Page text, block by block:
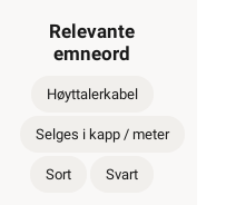
Relevante
emneord
Høyttalerkabel
Selges i kapp / meter
Sort Svart